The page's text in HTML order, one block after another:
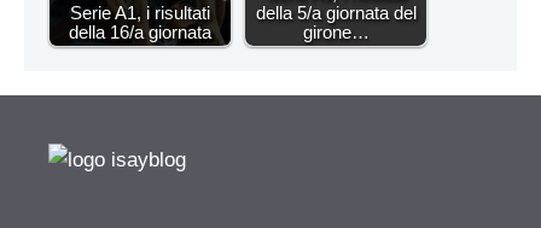
Serie A1, i risultati
della 16/a giornata
della 5/a giornata del
girone…